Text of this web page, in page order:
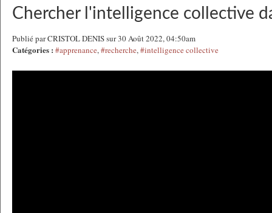
Chercher l'intelligence collective
Publié par CRISTOL DENIS sur 30 Août 2022, 04:50am
Catégories : #apprenance,#recherche,#intelligence collective